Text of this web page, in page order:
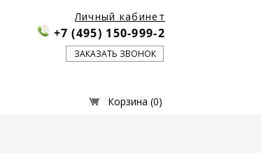
Личный кабинет
+7 (495) 150-999-2
ЗАКАЗАТЬ ЗВОНОК
Корзина (0)